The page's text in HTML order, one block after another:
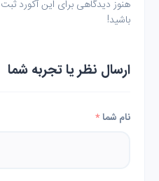
هنوز دیدگاهی برای این آکورد
باشید!
ارسال نظر یا تجربه شما
نام شما*